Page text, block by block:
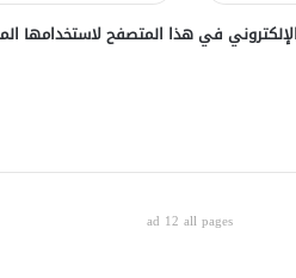
في هذا المتصفح لاستخدامها
ad 12 all pages